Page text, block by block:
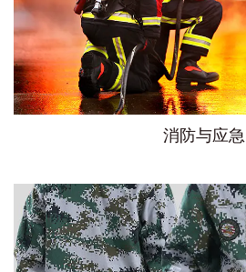
消防与应急